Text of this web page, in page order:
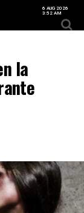
6 AUG 2026
3:52 AM
la